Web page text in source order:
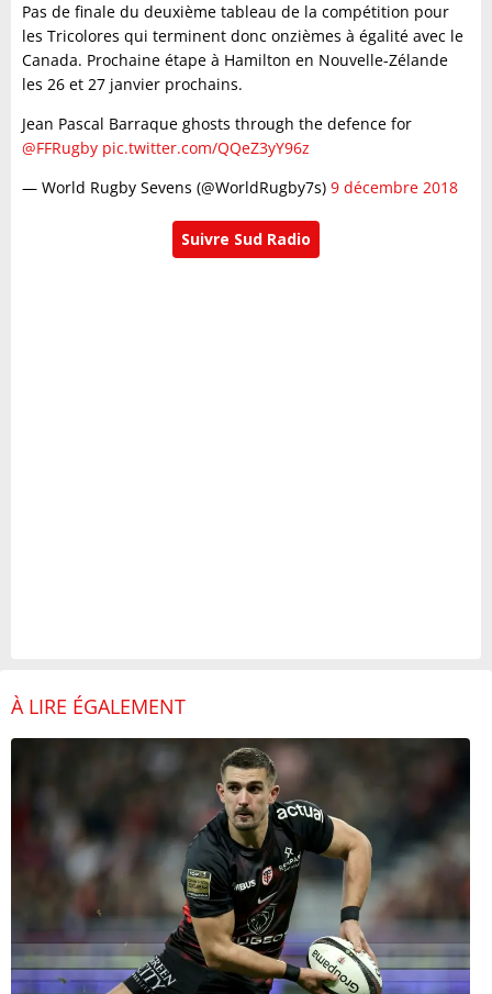
Pas de finale du deuxième tableau de la compétition pour
les Tricolores qui terminent donc onzièmes à égalité avec le
Canada. Prochaine étape à Hamilton en Nouvelle-Zélande
les 26 et 27 janvier prochains.
Jean Pascal Barraque ghosts through the defence for
@FFRugby pic.twitter.com/QQeZ3yY96z
— World Rugby Sevens (@WorldRugby7s) 9 décembre 2018
Suivre Sud Radio
À LIRE ÉGALEMENT